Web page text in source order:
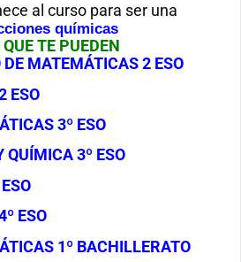
al curso para ser una
químicas
TE PUEDEN
DE MATEMÁTICAS 2 ESO
ESO
3º ESO
QUÍMICA 3º ESO
ESO
1º BACHILLERATO